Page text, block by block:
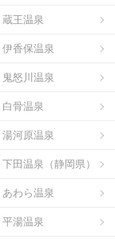
蔵王温泉
伊香保温泉
鬼怒川温泉
白骨温泉
湯河原温泉
下田温泉（静岡県）
あわら温泉
平湯温泉